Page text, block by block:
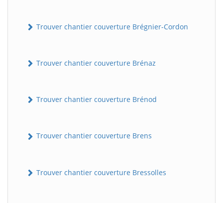
Trouver chantier couverture Brégnier-Cordon
Trouver chantier couverture Brénaz
Trouver chantier couverture Brénod
Trouver chantier couverture Brens
Trouver chantier couverture Bressolles